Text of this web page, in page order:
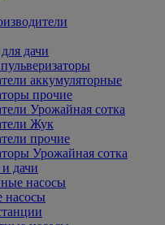
дачи
аккумуляторные
прочие
Урожайная сотка
Жук
прочие
Урожайная сотка
дачи
насосы
насосы